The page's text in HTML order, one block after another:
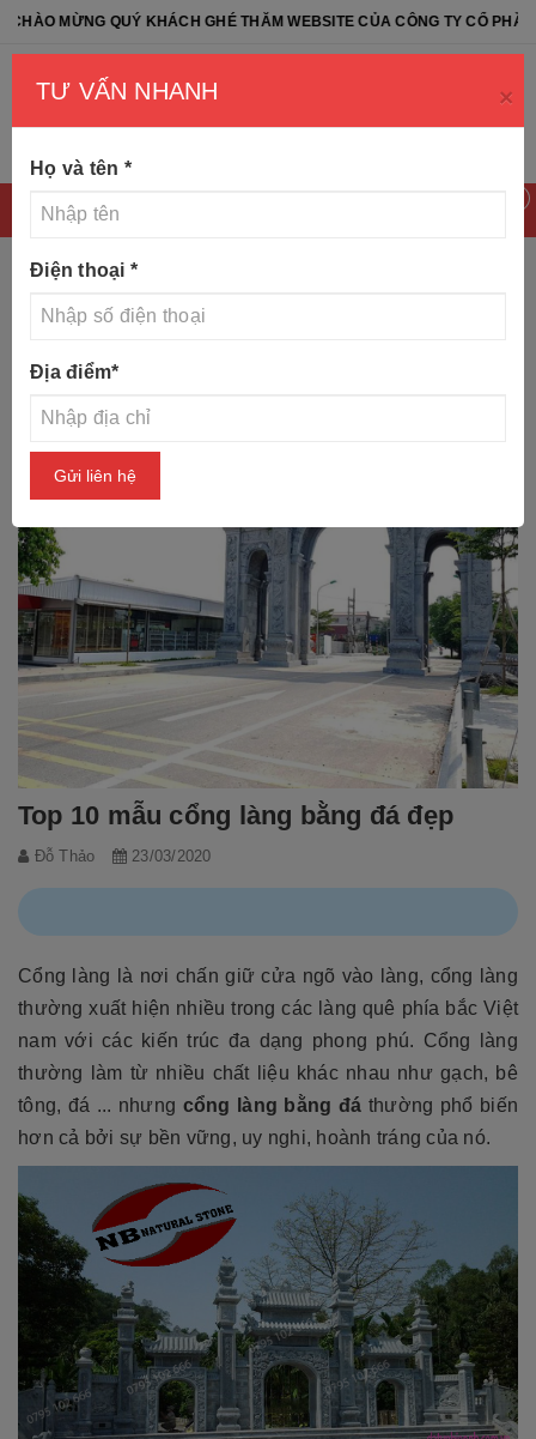
KHÁCH GHÉ THĂM WEBSITE CỦA CÔNG TY CỔ PHẦN ĐÁ TỰ
Top 10 mẫu cổng làng bằng đá đẹp
Đỗ Thảo 23/03/2020
Cổng làng là nơi chấn giữ cửa ngõ vào làng, cổng làng
thường xuất hiện nhiều trong các làng quê phía bắc Việt
nam với các kiến trúc đa dạng phong phú. Cổng làng
thường làm từ nhiều chất liệu khác nhau như gạch, bê
tông, đá ... nhưng cổng làng bằng đá thường phổ biến
hơn cả bởi sự bền vững, uy nghi, hoành tráng của nó.
TƯ VẤN NHANH ×
Họ và tên *
Điện thoại *
Địa điểm*
Gửi liên hệ